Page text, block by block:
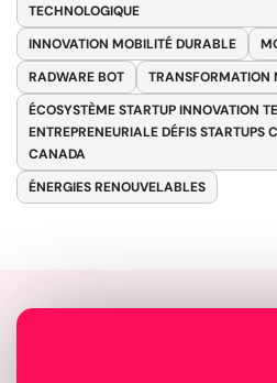
TECHNOLOGIQUE
INNOVATION MOBILITÉ DURABLE
RADWARE BOT
TRANSFORMATION
ÉCOSYSTÈME STARTUP INNOVATION
ENTREPRENEURIALE DÉFIS STARTUPS
CANADA
ÉNERGIES RENOUVELABLES